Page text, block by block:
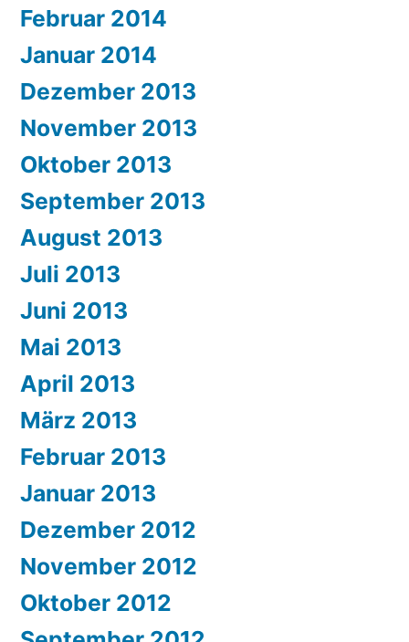
Februar 2014
Januar 2014
Dezember 2013
November 2013
Oktober 2013
September 2013
August 2013
Juli 2013
Juni 2013
Mai 2013
April 2013
März 2013
Februar 2013
Januar 2013
Dezember 2012
November 2012
Oktober 2012